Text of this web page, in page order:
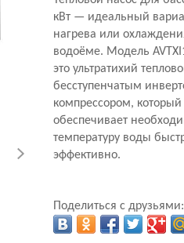
кВт — идеальный
нагрева или
водоёме. Модель
это ультратихий
бесступенчатым
компрессором, который
обеспечивает
температуру воды
эффективно.
Поделиться с друзьями: